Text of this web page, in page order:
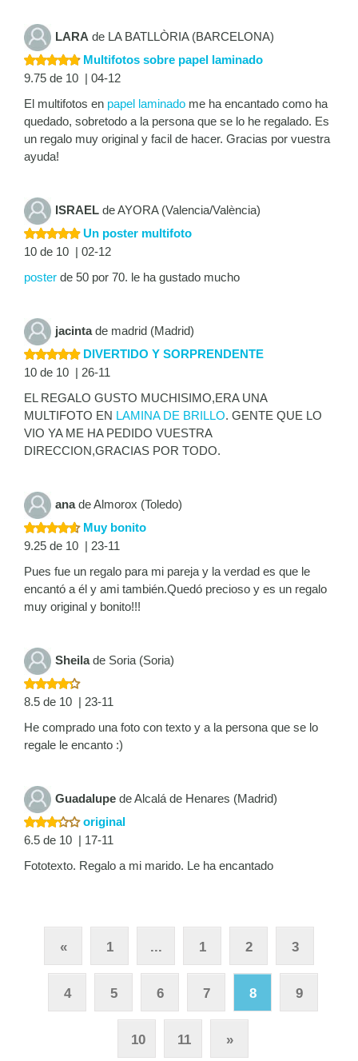
LARA de LA BATLLÒRIA (BARCELONA)
Multifotos sobre papel laminado
9.75 de 10 | 04-12
El multifotos en papel laminado me ha encantado como ha
quedado, sobretodo a la persona que se lo he regalado. Es
un regalo muy original y facil de hacer. Gracias por vuestra
ayuda!
ISRAEL de AYORA (Valencia/València)
Un poster multifoto
10 de 10 | 02-12
poster de 50 por 70. le ha gustado mucho
jacintade madrid (Madrid)
DIVERTIDO Y SORPRENDENTE
10 de 10 | 26-11
EL REGALO GUSTO MUCHISIMO,ERA UNA
MULTIFOTO EN LAMINA DE BRILLO. GENTE QUE LO
VIO YA ME HA PEDIDO VUESTRA
DIRECCION,GRACIAS POR TODO.
anade Almorox (Toledo)
Muy bonito
9.25 de 10 | 23-11
Pues fue un regalo para mi pareja y la verdad es que le
encantó a él y ami también.Quedó precioso y es un regalo
muy original y bonito!!!
Sheilade Soria (Soria)
8.5 de 10 | 23-11
He comprado una foto con texto y a la persona que se lo
regale le encanto :)
Guadalupe de Alcalá de Henares (Madrid)
original
6.5 de 10 | 17-11
Fototexto. Regalo a mi marido. Le ha encantado
« 1 ... 1 2 3
4 5 6 7 8 9
10 11 »